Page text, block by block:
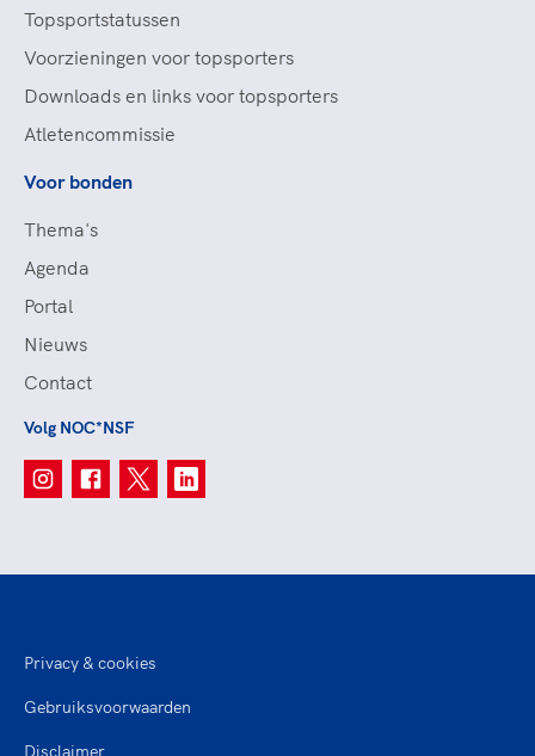
Topsportstatussen
Voorzieningen voor topsporters
Downloads en links voor topsporters
Atletencommissie
Voor bonden
Thema's
Agenda
Portal
Nieuws
Contact
Volg NOC*NSF
Privacy & cookies
Gebruiksvoorwaarden
Disclaimer